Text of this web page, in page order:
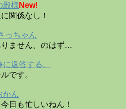
殿様 New!
関係なし！
っちゃん
ません。のはず…
返答する。
です。
かん
日も忙しいねん！